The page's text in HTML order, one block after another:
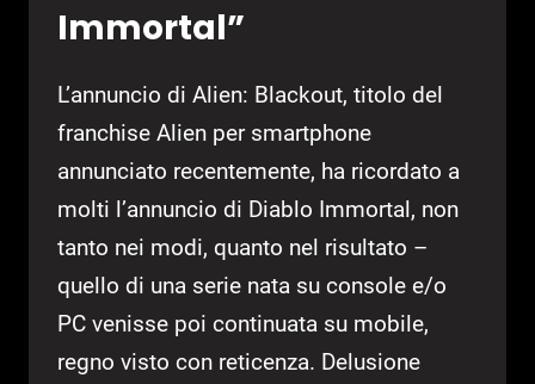
Immortal”
L’annuncio di Alien: Blackout, titolo del
franchise Alien per smartphone
annunciato recentemente, ha ricordato a
molti l’annuncio di Diablo Immortal, non
tanto nei modi, quanto nel risultato –
quello di una serie nata su console e/o
PC venisse poi continuata su mobile,
regno visto con reticenza. Delusione